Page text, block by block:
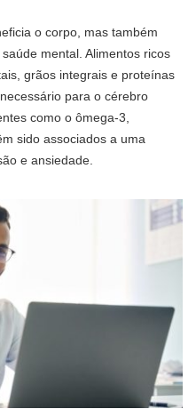
o corpo, mas também
mental. Alimentos ricos
grãos integrais e proteínas
para o cérebro
como o ômega-3,
sido associados a uma
e ansiedade.